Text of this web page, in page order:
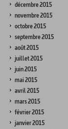
décembre 2015
novembre 2015
octobre 2015
septembre 2015
août 2015
juillet 2015
juin 2015
mai 2015
avril 2015
mars 2015
février 2015
janvier 2015